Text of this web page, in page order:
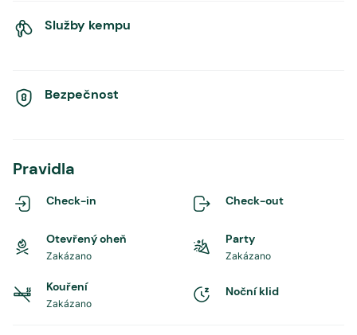
Služby kempu
Bezpečnost
Pravidla
Check-in Check-out
Otevřený oheň
Zakázano
Party
Zakázano
Kouření
Zakázano
Noční klid